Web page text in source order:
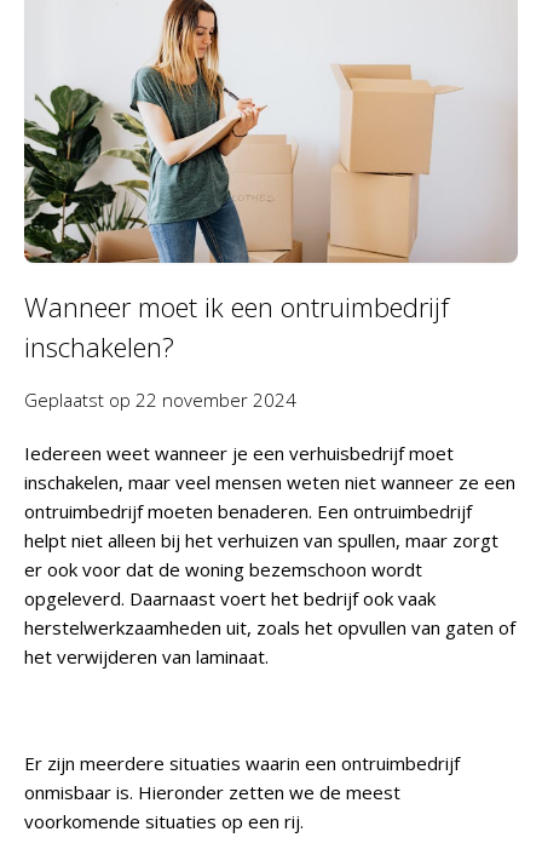
Wanneer moet ik een ontruimbedrijf
inschakelen?
Geplaatst op 22 november 2024
Iedereen weet wanneer je een verhuisbedrijf moet
inschakelen, maar veel mensen weten niet wanneer ze een
ontruimbedrijf moeten benaderen. Een ontruimbedrijf
helpt niet alleen bij het verhuizen van spullen, maar zorgt
er ook voor dat de woning bezemschoon wordt
opgeleverd. Daarnaast voert het bedrijf ook vaak
herstelwerkzaamheden uit, zoals het opvullen van gaten of
het verwijderen van laminaat.
Er zijn meerdere situaties waarin een ontruimbedrijf
onmisbaar is. Hieronder zetten we de meest
voorkomende situaties op een rij.